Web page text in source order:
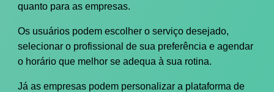
quanto para as empresas.
Os usuários podem escolher o serviço desejado,
selecionar o profissional de sua preferência e agendar
o horário que melhor se adequa à sua rotina.
Já as empresas podem personalizar a plataforma de